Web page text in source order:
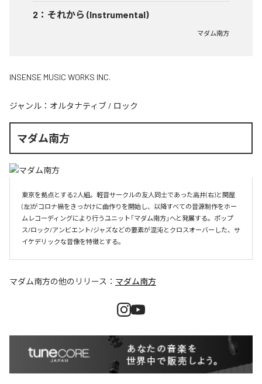
2 ： それから (Instrumental)
マダム南方
INSENSE MUSIC WORKS INC.
ジャンル： オルタナティブ / ロック
マダム南方
東京を拠点とする2人組。軽音サークルの友人同士であった高井(右)と関屋
(左)がコロナ禍をきっかけに曲作りを開始し、以降すべての音源制作をホー
ムレコーディングにより行うユニット「マダム南方」へと発展する。ポップ
ス/ロック/アンビエント/ジャズなどの要素が混沌とクロスオーバーした、サ
イケデリックな音像を特徴とする。
マダム南方の他のリリース： マダム南方